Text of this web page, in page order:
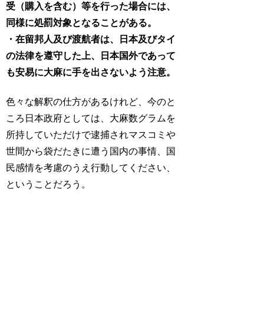
受（購入を含む）等を行った場合には、
同様に処罰対象となることがある。
・在留邦人及び渡航者は、日本及びタイ
の法律を遵守した上、日本国外であって
も安易に大麻に手を出さないよう注意。
色々な解釈の仕方があるけれど、今のと
ころ日本政府としては、大麻数グラムを
所持していただけで逮捕されマスコミや
世間から袋だたきに遭う国内の事情、国
民感情を考慮のうえ行動してください、
ということだろう。